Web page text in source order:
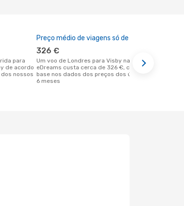
de acordo
nossos
Preço médio de viagens só de ida
326 €
Um voo de Londres para Visby na
eDreams custa cerca de 326 €, com
base nos dados dos preços dos últimos
6 meses